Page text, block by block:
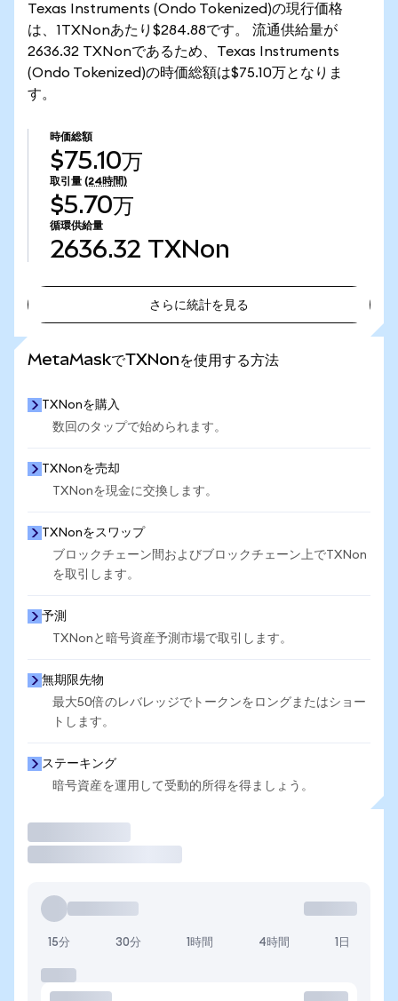
Texas Instruments (Ondo Tokenized)の現行価格
は、1TXNonあたり$284.88です。 流通供給量が
2636.32 TXNonであるため、Texas Instruments
(Ondo Tokenized)の時価総額は$75.10万となりま
す。
時価総額
$75.10万
取引量 (24時間)
$5.70万
循環供給量
2636.32 TXNon
さらに統計を見る
MetaMaskでTXNonを使用する方法
TXNonを購入
数回のタップで始められます。
TXNonを売却
TXNonを現金に交換します。
TXNonをスワップ
ブロックチェーン間およびブロックチェーン上でTXNon
を取引します。
予測
TXNonと暗号資産予測市場で取引します。
無期限先物
最大50倍のレバレッジでトークンをロングまたはショー
トします。
ステーキング
暗号資産を運用して受動的所得を得ましょう。
15分 30分 1時間 4時間 1日